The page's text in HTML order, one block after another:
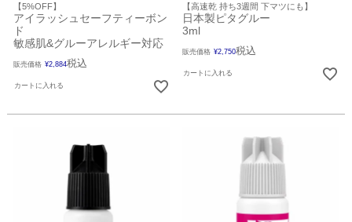
【5%OFF】
アイラッシュセーフティーボン
ド
敏感肌&グルーアレルギー対応
販売価格 ¥2,884税込
カートに入れる
【高速乾 持ち3週間 下マツにも】
日本製ピタグルー
3ml
販売価格 ¥2,750税込
カートに入れる